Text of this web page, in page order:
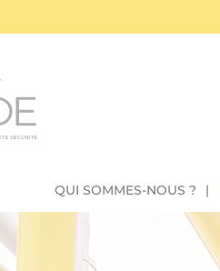
QUI SOMMES-NOUS ?